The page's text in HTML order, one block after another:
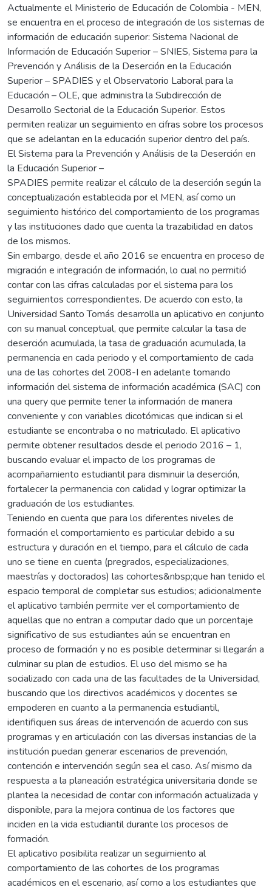
Actualmente el Ministerio de Educación de Colombia - MEN,
se encuentra en el proceso de integración de los sistemas de
información de educación superior: Sistema Nacional de
Información de Educación Superior – SNIES, Sistema para la
Prevención y Análisis de la Deserción en la Educación
Superior – SPADIES y el Observatorio Laboral para la
Educación – OLE, que administra la Subdirección de
Desarrollo Sectorial de la Educación Superior. Estos
permiten realizar un seguimiento en cifras sobre los procesos
que se adelantan en la educación superior dentro del país.
El Sistema para la Prevención y Análisis de la Deserción en
la Educación Superior –
SPADIES permite realizar el cálculo de la deserción según la
conceptualización establecida por el MEN, así como un
seguimiento histórico del comportamiento de los programas
y las instituciones dado que cuenta la trazabilidad en datos
de los mismos.
Sin embargo, desde el año 2016 se encuentra en proceso de
migración e integración de información, lo cual no permitió
contar con las cifras calculadas por el sistema para los
seguimientos correspondientes. De acuerdo con esto, la
Universidad Santo Tomás desarrolla un aplicativo en conjunto
con su manual conceptual, que permite calcular la tasa de
deserción acumulada, la tasa de graduación acumulada, la
permanencia en cada periodo y el comportamiento de cada
una de las cohortes del 2008-I en adelante tomando
información del sistema de información académica (SAC) con
una query que permite tener la información de manera
conveniente y con variables dicotómicas que indican si el
estudiante se encontraba o no matriculado. El aplicativo
permite obtener resultados desde el periodo 2016 – 1,
buscando evaluar el impacto de los programas de
acompañamiento estudiantil para disminuir la deserción,
fortalecer la permanencia con calidad y lograr optimizar la
graduación de los estudiantes.
Teniendo en cuenta que para los diferentes niveles de
formación el comportamiento es particular debido a su
estructura y duración en el tiempo, para el cálculo de cada
uno se tiene en cuenta (pregrados, especializaciones,
maestrías y doctorados) las cohortes&nbsp;que han tenido el
espacio temporal de completar sus estudios; adicionalmente
el aplicativo también permite ver el comportamiento de
aquellas que no entran a computar dado que un porcentaje
significativo de sus estudiantes aún se encuentran en
proceso de formación y no es posible determinar si llegarán a
culminar su plan de estudios. El uso del mismo se ha
socializado con cada una de las facultades de la Universidad,
buscando que los directivos académicos y docentes se
empoderen en cuanto a la permanencia estudiantil,
identifiquen sus áreas de intervención de acuerdo con sus
programas y en articulación con las diversas instancias de la
institución puedan generar escenarios de prevención,
contención e intervención según sea el caso. Así mismo da
respuesta a la planeación estratégica universitaria donde se
plantea la necesidad de contar con información actualizada y
disponible, para la mejora continua de los factores que
inciden en la vida estudiantil durante los procesos de
formación.
El aplicativo posibilita realizar un seguimiento al
comportamiento de las cohortes de los programas
académicos en el escenario, así como a los estudiantes que